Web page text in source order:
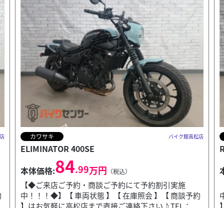
ホンダ バイク館高松店
REBEL 250
本体価格:39.99万円 （税込）
【◆ご来店ご予約・商談ご予約にて予約割引実施
中！！！◆】【 車両状態 】【 在庫照会 】【 商談予約
】はお気軽に高松店まで直接ご連絡下さい♪TEL：